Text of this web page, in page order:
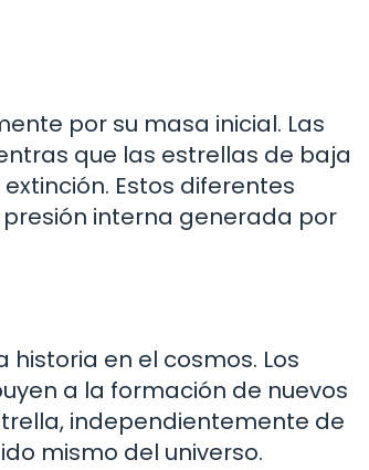
por su masa inicial. Las
que las estrellas de baja
Estos diferentes
interna generada por
en el cosmos. Los
a la formación de nuevos
independientemente de
mismo del universo.